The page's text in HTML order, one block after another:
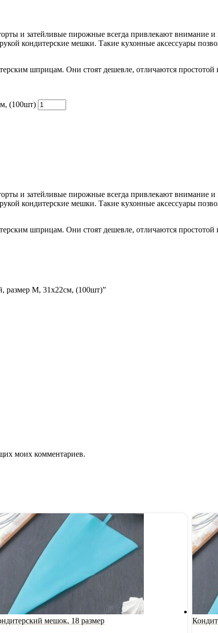
и затейливые пирожные всегда привлекают внимание
кондитерские мешки. Такие кухонные аксессуары
шприцам. Они стоят дешевле, отличаются простотой
(100шт)
и затейливые пирожные всегда привлекают внимание
кондитерские мешки. Такие кухонные аксессуары
шприцам. Они стоят дешевле, отличаются простотой
размер М, 31х22см, (100шт)”
моих комментариев.
мешок, 18 размер